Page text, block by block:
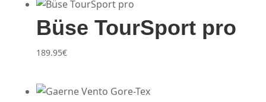
Büse TourSport pro
189.95€